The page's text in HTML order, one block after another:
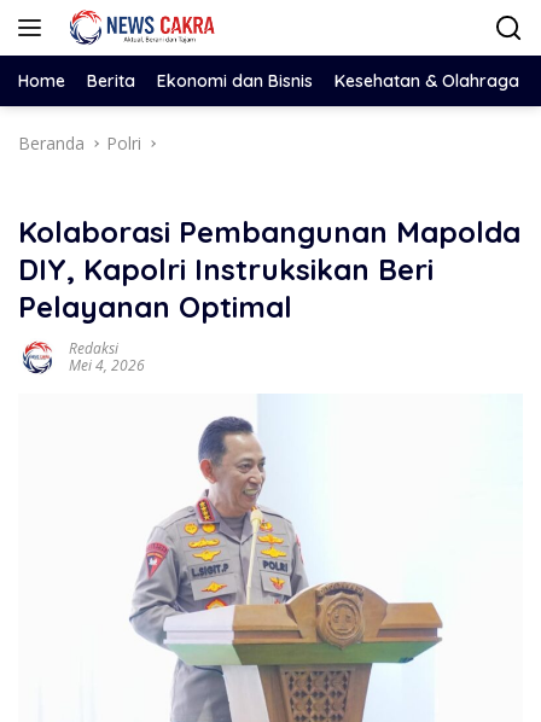
Langsung
Home Berita Ekonomi dan Bisnis Kesehatan & Olahraga
Beranda Polri
Kolaborasi Pembangunan Mapolda
DIY, Kapolri Instruksikan Beri
Pelayanan Optimal
Redaksi
Mei 4, 2026